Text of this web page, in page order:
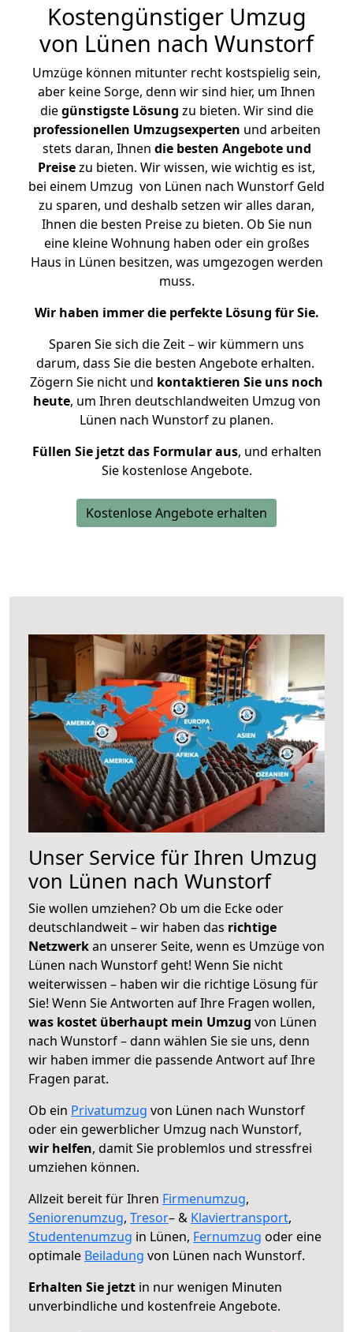
Kostengünstiger Umzug
von Lünen nach Wunstorf
Umzüge können mitunter recht kostspielig sein,
aber keine Sorge, denn wir sind hier, um Ihnen
diegünstigste Lösung zu bieten. Wir sind die
professionellen Umzugsexperten und arbeiten
stets daran, Ihnen die besten Angebote und
Preisezu bieten. Wir wissen, wie wichtig es ist,
bei einem Umzug von Lünen nach Wunstorf Geld
zu sparen, und deshalb setzen wir alles daran,
Ihnen die besten Preise zu bieten. Ob Sie nun
eine kleine Wohnung haben oder ein großes
Haus in Lünen besitzen, was umgezogen werden
muss.
Wir haben immer die perfekte Lösung für Sie.
Sparen Sie sich die Zeit – wir kümmern uns
darum, dass Sie die besten Angebote erhalten.
Zögern Sie nicht und kontaktieren Sie uns noch
heute, um Ihren deutschlandweiten Umzug von
Lünen nach Wunstorf zu planen.
Füllen Sie jetzt das Formular aus, und erhalten
Sie kostenlose Angebote.
Kostenlose Angebote erhalten
Unser Service für Ihren Umzug
von Lünen nach Wunstorf
Sie wollen umziehen? Ob um die Ecke oder
deutschlandweit – wir haben das richtige
Netzwerkan unserer Seite, wenn es Umzüge von
Lünen nach Wunstorf geht! Wenn Sie nicht
weiterwissen – haben wir die richtige Lösung für
Sie! Wenn Sie Antworten auf Ihre Fragen wollen,
was kostet überhaupt mein Umzug von Lünen
nach Wunstorf – dann wählen Sie sie uns, denn
wir haben immer die passende Antwort auf Ihre
Fragen parat.
Ob ein Privatumzug von Lünen nach Wunstorf
oder ein gewerblicher Umzug nach Wunstorf,
wir helfen, damit Sie problemlos und stressfrei
umziehen können.
Allzeit bereit für Ihren Firmenumzug,
Seniorenumzug, Tresor– & Klaviertransport,
Studentenumzug in Lünen, Fernumzug oder eine
optimale Beiladung von Lünen nach Wunstorf.
Erhalten Sie jetzt in nur wenigen Minuten
unverbindliche und kostenfreie Angebote.